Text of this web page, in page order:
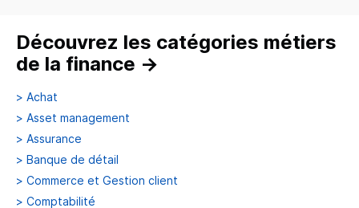
Découvrez les catégories métiers
de la finance →
> Achat
> Asset management
> Assurance
> Banque de détail
> Commerce et Gestion client
> Comptabilité